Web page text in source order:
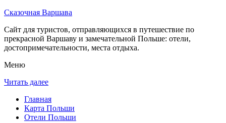
Сказочная Варшава
Сайт для туристов, отправляющихся в путешествие по
прекрасной Варшаву и замечательной Польше: отели,
достопримечательности, места отдыха.
Меню
Читать далее
Главная
Карта Польши
Отели Польши